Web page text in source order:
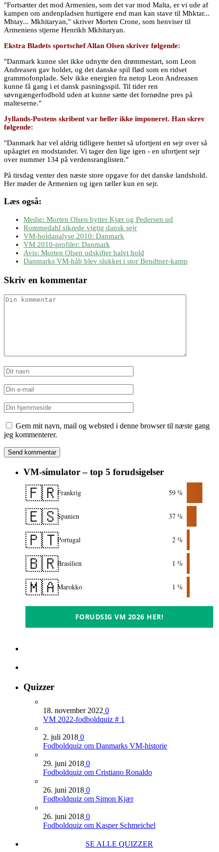
"Fortsætter det mod Armenien, som det var mod Malta, er vi ude af
kampen om andenpladsen hurtigere end man kan stave til Mhktar...
Mhtay... Mkhitaryan," skriver Morten Crone, som henviser til
Armeniens stjerne Henrikh Mkhitaryan.
Ekstra Bladets sportschef Allan Olsen skriver følgende:
"Danmark kunne slet ikke udnytte den drømmestart, som Leon
Andreasen gav holdet, og det danske spil flød som en ridset
grammofonplade. Selv ikke energien fra netop Leon Andreasen
kunne få gang i et dansk pasningsspil. Til tider ren
søvngængerfodbold uden at kunne sætte det fornødne pres på
malteserne."
Jyllands-Postens skribent var heller ikke imponeret. Han skrev
følgende:
"Danmark har vel aldrig tidligere hentet så ufortjent en sejr over så
upåagtet en modstander. Vi tager den lige igen - en ufortjent sejr
over nummer 134 på verdensranglisten."
På tirsdag venter den næste store opgave for det danske landshold.
Her møder de Armenien og igen tæller kun en sejr.
Læs også:
Medie: Morten Olsen bytter Kjær og Pedersen ud
Rommedahl sikrede vigtig dansk sejr
VM-holdanalyse 2010: Danmark
VM 2010-profiler: Danmark
Avis: Morten Olsen udskifter halvt hold
Danmarks VM-håb blev slukket i stor Bendtner-kamp
Skriv en kommentar
Gem mit navn, mail og websted i denne browser til næste gang
jeg kommenterer.
VM-simulator – top 5 forudsigelser
🇫🇷Frankrig 59 %
🇪🇸Spanien 37 %
🇵🇹Portugal 2 %
🇧🇷Brasilien 1 %
🇲🇦Marokko 1 %
FORUDSIG VM 2026 HER!
Quizzer
18. november 2022 0
VM 2022-fodboldquiz # 1
2. juli 2018 0
Fodboldquiz om Danmarks VM-historie
29. juni 2018 0
Fodboldquiz om Cristiano Ronaldo
26. juni 2018 0
Fodboldquiz om Simon Kjær
26. juni 2018 0
Fodboldquiz om Kasper Schmeichel
SE ALLE QUIZZER